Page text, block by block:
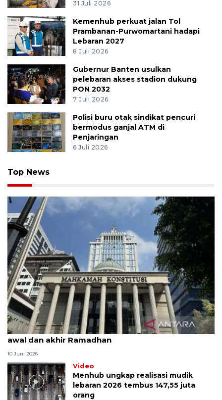
31 Juli 2026
Kemenhub perkuat jalan Tol
Prambanan-Purwomartani hadapi
Lebaran 2027
8 Juli 2026
Gubernur Banten usulkan
pelebaran akses stadion dukung
PON 2032
7 Juli 2026
Polisi buru otak sindikat pencuri
bermodus ganjal ATM di
Penjaringan
6 Juli 2026
Top News
MK uji materi UU Peradilan Agama perihal isbat
awal dan akhir Ramadhan
10 Juni 2026
Video
Menhub ungkap realisasi mudik
lebaran 2026 tembus 147,55 juta
orang